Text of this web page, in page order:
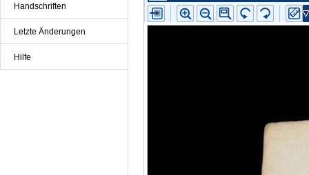
Handschriften
Letzte Änderungen
Hilfe